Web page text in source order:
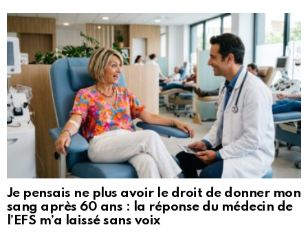
Je pensais ne plus avoir le droit de donner mon
sang après 60 ans : la réponse du médecin de
l’EFS m’a laissé sans voix